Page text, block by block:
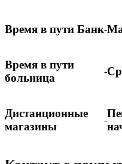
Время в пути Банк-
Время в пути
больница
-
Дистанционные
магазины
-